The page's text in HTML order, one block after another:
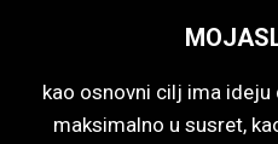
kao osnovni cilj ima
maksimalno u susret,